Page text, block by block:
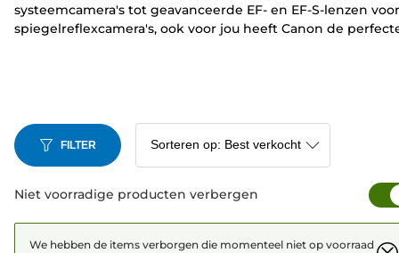
systeemcamera's tot geavanceerde EF- en EF-S-lenzen voor
spiegelreflexcamera's, ook voor jou heeft Canon de
FILTER
Niet voorradige producten verbergen
We hebben de items verborgen die momenteel niet op voorraad